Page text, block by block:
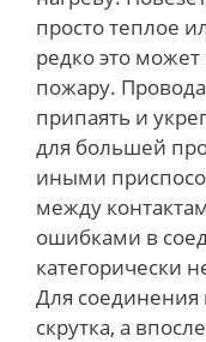
просто теплое
редко это
пожару.
припаять и
для большей
иными
между
ошибками в
категорически
Для соединения
скрутка, а